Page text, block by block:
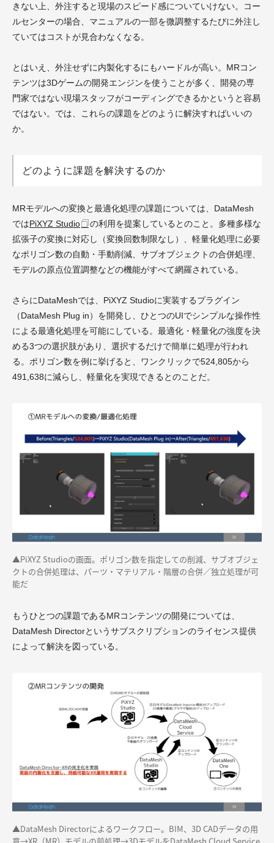
きない上、外注すると現場のスピード感についていけない。コー
ルセンターの場合、マニュアルの一部を微調整するたびに外注し
ていてはコストが見合わなくなる。
とはいえ、外注せずに内製化するにもハードルが高い。MRコン
テンツは3Dゲームの開発エンジンを使うことが多く、開発の専
門家ではない現場スタッフがコーディングできるかというと容易
ではない。では、これらの課題をどのように解決すればいいの
か。
どのように課題を解決するのか
MRモデルへの変換と最適化処理の課題については、DataMesh
ではPiXYZ Studio
の利用を提案しているとのこと。多種多様な
拡張子の変換に対応し（変換回数制限なし）、軽量化処理に必要
なポリゴン数の自動・手動削減、サブオブジェクトの合併処理、
モデルの原点位置調整などの機能がすべて網羅されている。
さらにDataMeshでは、PiXYZ Studioに実装するプラグイン
（DataMesh Plug in）を開発し、ひとつのUIでシンプルな操作性
による最適化処理を可能にしている。最適化・軽量化の強度を決
める3つの選択肢があり、選択するだけで簡単に処理が行われ
る。ポリゴン数を例に挙げると、ワンクリックで524,805から
491,638に減らし、軽量化を実現できるとのことだ。
▲PiXYZ Studioの画面。ポリゴン数を指定しての削減、サブオブジェ
クトの合併処理は、パーツ・マテリアル・階層の合併／独立処理が可
能だ
もうひとつの課題であるMRコンテンツの開発については、
DataMesh Directorというサブスクリプションのライセンス提供
によって解決を図っている。
▲DataMesh Directorによるワークフロー。BIM、3D CADデータの用